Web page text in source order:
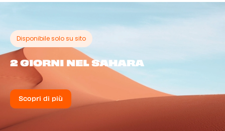
Disponibile solo su sito
2 GIORNI NEL SAHARA
Scopri di più